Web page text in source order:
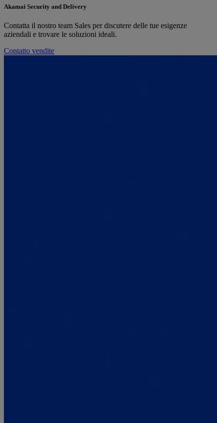
Akamai Security and Delivery
Contatta il nostro team Sales per discutere delle tue esigenze
aziendali e trovare le soluzioni ideali.
Contatto vendite